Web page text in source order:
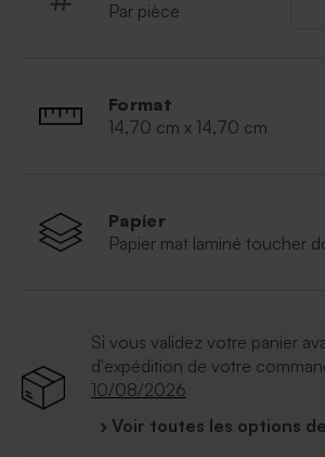
repas de noces, dessert ou au brunch
Par pièce
Format
14,70 cm x 14,70 cm
Papier
Papier mat laminé toucher
Si vous validez votre panier
d'expédition de votre
10/08/2026
› Voir toutes les options